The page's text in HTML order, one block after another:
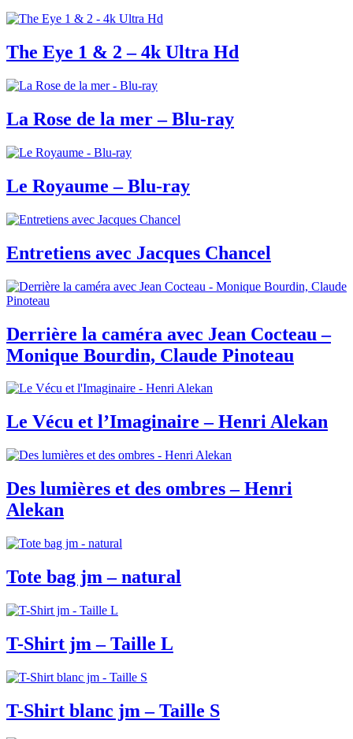
The Eye 1 & 2 – 4k Ultra Hd
La Rose de la mer – Blu-ray
Le Royaume – Blu-ray
Entretiens avec Jacques Chancel
Derrière la caméra avec Jean Cocteau –
Monique Bourdin, Claude Pinoteau
Le Vécu et l’Imaginaire – Henri Alekan
Des lumières et des ombres – Henri
Alekan
Tote bag jm – natural
T-Shirt jm – Taille L
T-Shirt blanc jm – Taille S